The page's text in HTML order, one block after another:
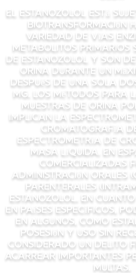
El estanozolol está
biotransformación
variedad de vías
metabolitos primarios
de estanozolol y son
orina durante un
después de una sola
mg. Los métodos para
muestras de orina
implican la
cromatografía de
espectrometría de
masa líquida. En
comercializadas
administración orales
parenterales
estanozolol. En
en países específicos,
en algunos, como
posesión y uso sin
considerado un delito
acarrear importantes
multas.